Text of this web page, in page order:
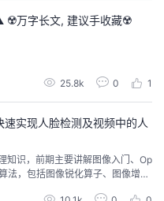
☢️万字长文, 建议手收藏☢️
25.8k 0 1
实现人脸检测及视频中的人
知识，前期主要讲解图像入门、Op
法，包括图像锐化算子、图像增强